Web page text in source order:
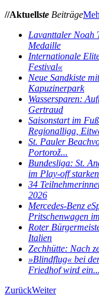
//Aktuellste Beiträge
Lavanttaler Noah
Medaille
Internationale
Festival«
Neue Sandkiste
Kapuzinerpark
Wassersparen:
Gertraud
Saisonstart im
Regionalliga,
St. Pauler
Portorož...
Bundesliga: St.
im Play-off
34
2026
Mercedes-Benz
Pritschenwagen
Roter
Italien
Zechhütte: Nach
»Blindflug« bei
Friedhof wird ein...
ZurückWeiter